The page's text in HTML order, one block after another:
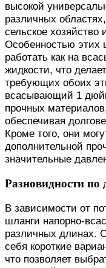
высокой
различных
сельское
Особенностью этих
работать как на
жидкости, что
требующих обоих
всасывающий 1
прочных
обеспечивая
Кроме того, они
дополнительной
значительные
Разновидности по
В зависимости от
шланги напорно-
различных длинах.
себя короткие
что позволяет